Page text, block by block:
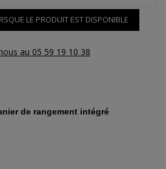
LE PRODUIT EST DISPONIBLE
au 05 59 19 10 38
de rangement intégré